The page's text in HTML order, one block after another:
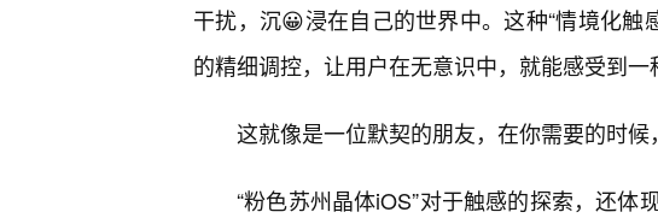
干扰，沉😀浸在自己的世界中。这种“情境化
的精细调控，让用户在无意识中，就能感受到一
这就像是一位默契的朋友，在你需要的时候
“粉色苏州晶体iOS”对于触感的探索，还体